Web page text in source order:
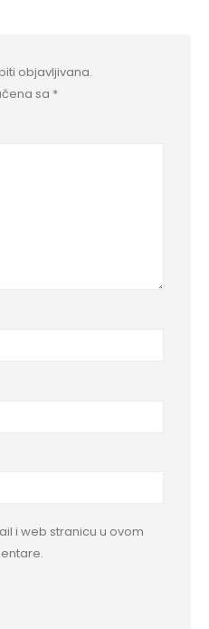
objavljivana.
sa *
i web stranicu u ovom